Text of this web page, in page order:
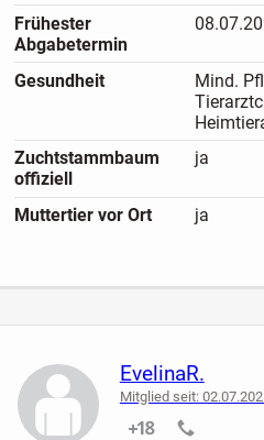
Frühester
Abgabetermin
Gesundheit
Mind.
Zuchtstammbaum
offiziell
ja
Muttertier vor Ort ja
EvelinaR.
Mitglied seit:
nicht verifiziert
nicht